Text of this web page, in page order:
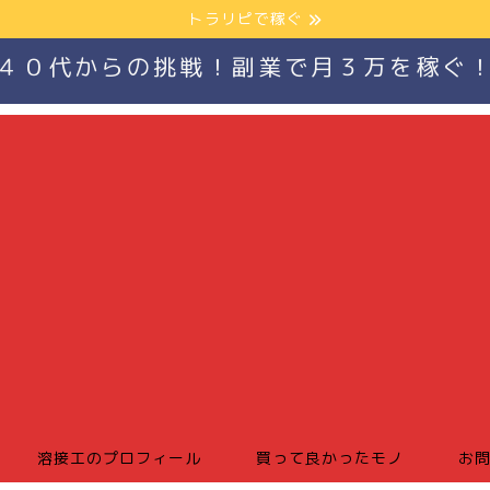
トラリピで稼ぐ
０代からの挑戦！副業で月３万を稼ぐ！
溶接工のプロフィール 買って良かったモノ お